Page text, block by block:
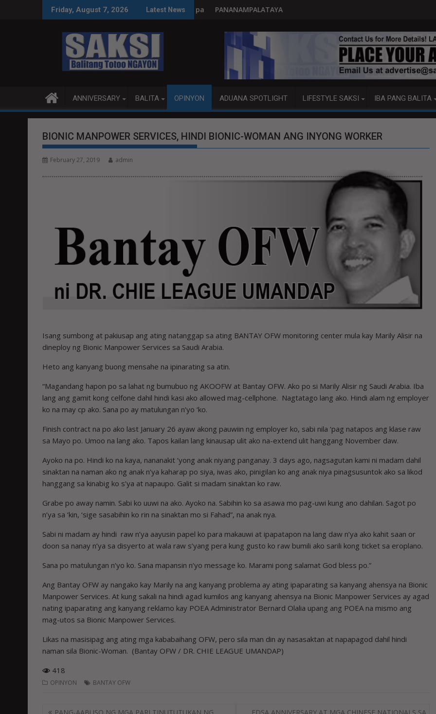
Friday, August 7, 2026 Latest News
tamang paggastos susi sa pag-unladPANANAMPALATAYA
ANNIVERSARY BALITA OPINYON ADUANA SPOTLIGHT LIFESTYLE SAKSI IBA PANG BALITA
BIONIC MANPOWER SERVICES, HINDI BIONIC-WOMAN ANG INYONG WORKER
February 27, 2019 admin
Isang sumbong at pakiusap ang ating natanggap sa ating BANTAY OFW monitoring center mula kay Marily Alisir na
dineploy ng Bionic Manpower Services sa Saudi Arabia.
Heto ang kanyang buong mensahe na ipinarating sa atin.
“Magandang hapon po sa lahat ng bumubuo ng AKOOFW at Bantay OFW. Ako po si Marily Alisir ng Saudi Arabia. Iba
lang ang gamit kong celfone dahil hindi kasi ako allowed mag-cellphone. Nagtatago lang ako. Hindi alam ng employer
ko na may cp ako. Sana po ay matulungan n’yo ‘ko.
Finish contract na po ako last January 26 ayaw akong pauwiin ng employer ko, sabi nila ‘pag natapos ang klase raw
sa Mayo po. Umoo na lang ako. Tapos kailan lang kinausap ulit ako na-extend ulit hanggang November daw.
Ayoko na po. Hindi ko na kaya, nananakit ‘yong anak niyang panganay. 3 days ago, nagsagutan kami ni madam dahil
sinaktan na naman ako ng anak n’ya kaharap po siya, iwas ako, pinigilan ko ang anak niya pinagsusuntok ako sa likod
hanggang sa kinabig ko s’ya at napaupo. Galit si madam sinaktan ko raw.
Grabe po away namin. Sabi ko uuwi na ako. Ayoko na. Sabihin ko sa asawa mo pag-uwi kung ano dahilan. Sagot po
n’ya sa ‘kin, ‘sige sasabihin ko rin na sinaktan mo si Fahad”, na anak nya.
Sabi ni madam ay hindi raw n’ya aayusin papel ko para makauwi at ipapatapon na lang daw n’ya ako kahit saan or
doon sa nanay n’ya sa disyerto at wala raw s’yang pera kung gusto ko raw bumili ako sarili kong ticket sa eroplano.
Sana po matulungan n’yo ko. Sana mapansin n’yo message ko. Marami pong salamat God bless po.”
Ang Bantay OFW ay nangako kay Marily na ang kanyang problema ay ating ipaparating sa kanyang ahensya na Bionic
Manpower Services. At kung sakali na hindi agad kumilos ang kanyang ahensya na Bionic Manpower Services ay agad
nating ipaparating ang kanyang reklamo kay POEA Administrator Bernard Olalia upang ang POEA na mismo ang
mag-utos sa Bionic Manpower Services.
Likas na masisipag ang ating mga kababaihang OFW, pero sila man din ay nasasaktan at napapagod dahil hindi
naman sila Bionic-Woman. (Bantay OFW / DR. CHIE LEAGUE UMANDAP)
418
OPINYON BANTAY OFW
Post